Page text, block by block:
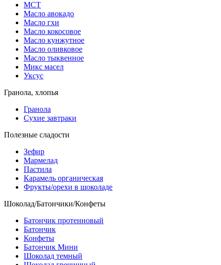
МСТ
Масло авокадо
Масло гхи
Масло кокосовое
Масло кунжутное
Масло оливковое
Масло тыквенное
Микс масел
Уксус
Гранола, хлопья
Гранола
Сухие завтраки
Полезные сладости
Зефир
Мармелад
Пастила
Карамель органическая
Фрукты/орехи в шоколаде
Шоколад/Батончики/Конфеты
Батончик протеиновый
Батончик
Конфеты
Батончик Мини
Шоколад темный